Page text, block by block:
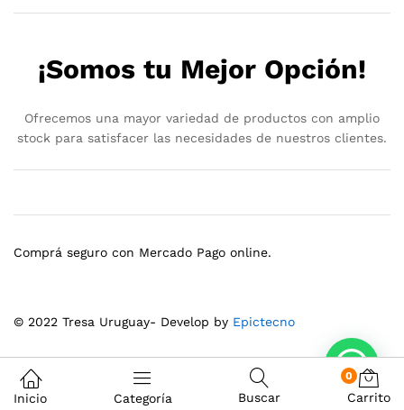
¡Somos tu Mejor Opción!
Ofrecemos una mayor variedad de productos con amplio
stock para satisfacer las necesidades de nuestros clientes.
© 2022 Tresa Uruguay- Develop by Epictecno
Comprá seguro con Mercado Pago online.
Inicio Categoría Buscar
0
Carrito